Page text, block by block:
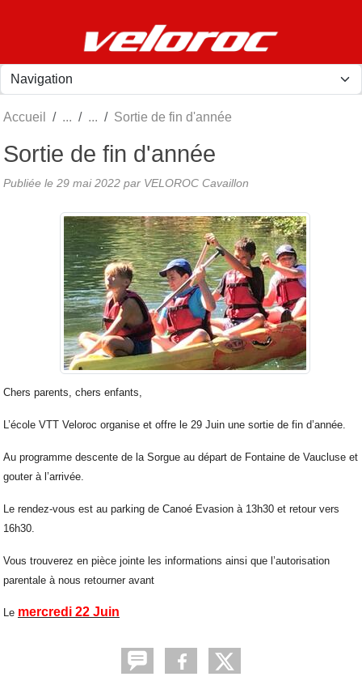
Accueil Sortie de fin d'année
Sortie de fin d'année
Publiée le 29 mai 2022 par VELOROC Cavaillon
Chers parents, chers enfants,
L’école VTT Veloroc organise et offre le 29 Juin une sortie de fin d’année.
Au programme descente de la Sorgue au départ de Fontaine de Vaucluse et
gouter à l’arrivée.
Le rendez-vous est au parking de Canoé Evasion à 13h30 et retour vers
16h30.
Vous trouverez en pièce jointe les informations ainsi que l’autorisation
parentale à nous retourner avant
Le mercredi 22 Juin